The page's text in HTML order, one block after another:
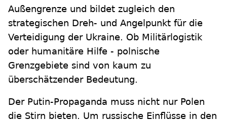
Außengrenze und bildet zugleich den
strategischen Dreh- und Angelpunkt für die
Verteidigung der Ukraine. Ob Militärlogistik
oder humanitäre Hilfe - polnische
Grenzgebiete sind von kaum zu
überschätzender Bedeutung.
Der Putin-Propaganda muss nicht nur Polen
die Stirn bieten. Um russische Einflüsse in den